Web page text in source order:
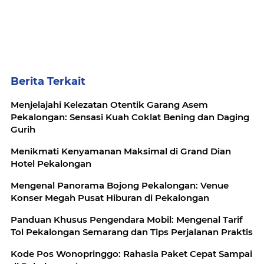
Berita Terkait
Menjelajahi Kelezatan Otentik Garang Asem
Pekalongan: Sensasi Kuah Coklat Bening dan Daging
Gurih
Menikmati Kenyamanan Maksimal di Grand Dian
Hotel Pekalongan
Mengenal Panorama Bojong Pekalongan: Venue
Konser Megah Pusat Hiburan di Pekalongan
Panduan Khusus Pengendara Mobil: Mengenal Tarif
Tol Pekalongan Semarang dan Tips Perjalanan Praktis
Kode Pos Wonopringgo: Rahasia Paket Cepat Sampai